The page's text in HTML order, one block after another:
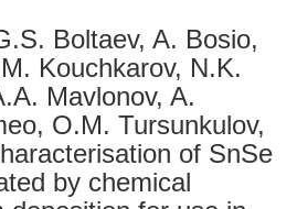
Boltaev, A. Bosio,
Kouchkarov, N.K.
Mavlonov, A.
O.M. Tursunkulov,
of SnSe
by chemical